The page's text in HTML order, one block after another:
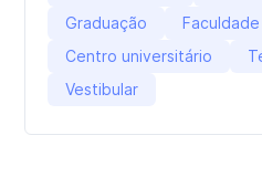
Graduação
Faculdade
Centro universitário
Vestibular